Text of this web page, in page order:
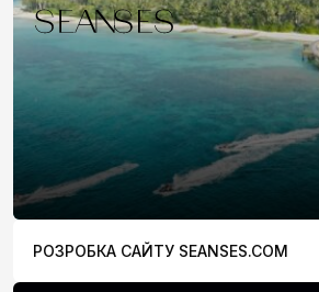
РОЗРОБКА САЙТУ SEANSES.COM